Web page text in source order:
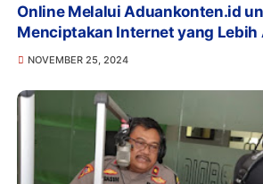
Online Melalui Aduankonten.id
Menciptakan Internet yang Lebih
NOVEMBER 25, 2024